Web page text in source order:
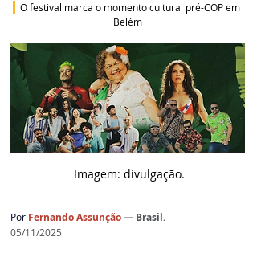
O festival marca o momento cultural pré-COP em
Belém
Imagem: divulgação.
Por Fernando Assunção — Brasil.
05/11/2025